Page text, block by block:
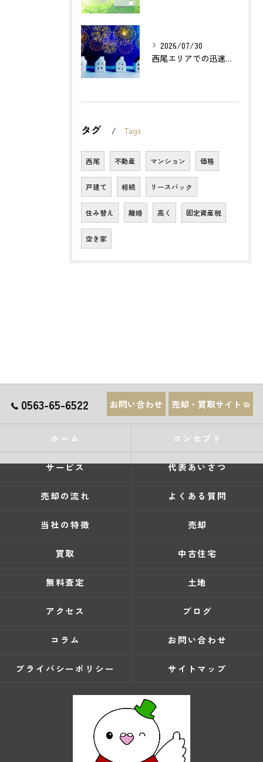
2026/07/30
西尾エリアでの迅速確実な不動産買取のポイントは？
タグ Tags
西尾 不動産 マンション 価格
戸建て 相続 リースバック
住み替え 離婚 高く 固定資産税
空き家
0563-65-6522 お問い合わせ 売却・買取サイト
ホーム コンセプト
サービス 代表あいさつ
売却の流れ よくある質問
当社の特徴 売却
買取 中古住宅
無料査定 土地
アクセス ブログ
コラム お問い合わせ
プライバシーポリシー サイトマップ